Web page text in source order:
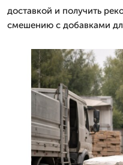
доставкой и получить
смешению с добавками